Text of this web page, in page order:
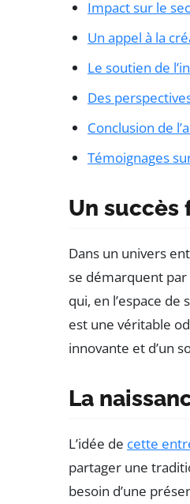
Impact sur le
Un appel à la
Le soutien de
Des
Conclusion de
Témoignages
Un
Dans un univers
se démarquent
qui, en l’espace
est une véritable
innovante et d’un
La
L’idée de cette
partager une
besoin d’une